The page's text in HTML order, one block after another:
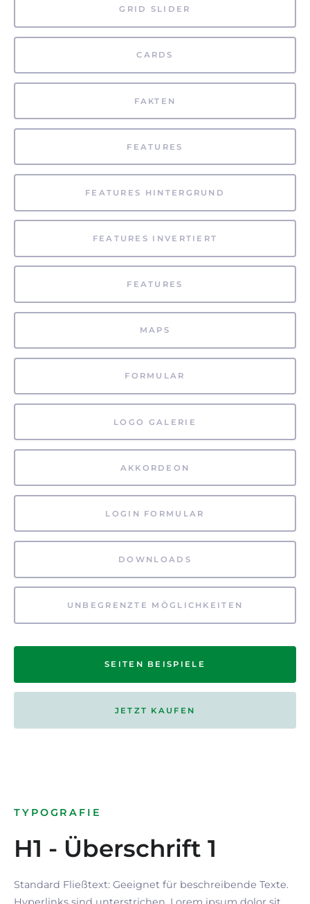
GRID SLIDER
CARDS
FAKTEN
FEATURES
FEATURES HINTERGRUND
FEATURES INVERTIERT
FEATURES
MAPS
FORMULAR
LOGO GALERIE
AKKORDEON
LOGIN FORMULAR
DOWNLOADS
UNBEGRENZTE MÖGLICHKEITEN
SEITEN BEISPIELE
JETZT KAUFEN
TYPOGRAFIE
H1 - Überschrift 1
Standard Fließtext: Geeignet für beschreibende Texte.